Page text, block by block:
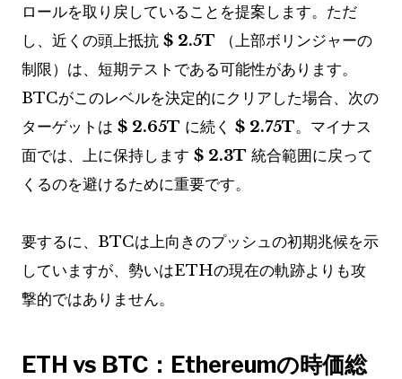
ロールを取り戻していることを提案します。ただ
し、近くの頭上抵抗 $ 2.5T （上部ボリンジャーの
制限）は、短期テストである可能性があります。
BTCがこのレベルを決定的にクリアした場合、次の
ターゲットは $ 2.65T に続く $ 2.75T。マイナス
面では、上に保持します $ 2.3T 統合範囲に戻って
くるのを避けるために重要です。
要するに、BTCは上向きのプッシュの初期兆候を示
していますが、勢いはETHの現在の軌跡よりも攻
撃的ではありません。
ETH vs BTC：Ethereumの時価総